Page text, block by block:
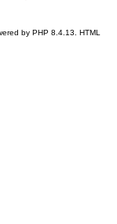
by PHP 8.4.13. HTML